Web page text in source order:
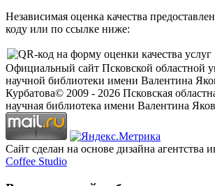
Независимая оценка качества
коду или по ссылке ниже:
Официальный сайт Псковской областной
научной библиотеки имени Валентина
Курбатова© 2009 - 2026 Псковская
научная библиотека имени Валентина
Сайт сделан на основе дизайна агентства
Coffee Studio